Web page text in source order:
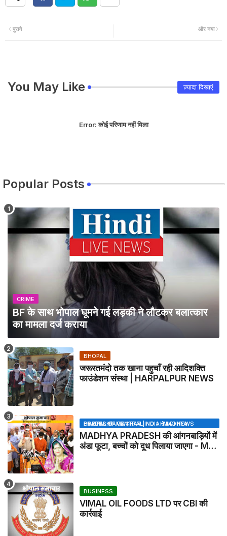
और नया
पुराने
You May Like ज़्यादा दिखाएं
Error:कोई परिणाम नहीं मिला
Popular Posts
CRIME
BF के साथ भोपाल घूमने गई लड़की ने लौटकर बलात्कार
का मामला दर्ज कराया
BHOPAL
जरूरतमंदो तक खाना पहुचाँ रही आदिशक्ति
फाउंडेशन संस्था | HARPALPUR NEWS
BHOPAL SAMACHAR | NO 1 HINDI NEWS PORTAL OF CENTRAL INDIA (MADHYA PRADESH)
MADHYA PRADESH की आंगनबाड़ियों में
अंडा फूटा, बच्चों को दूध पिलाया जाएगा - MP
BUSINESS
VIMAL OIL FOODS LTD पर CBI की
कार्रवाई